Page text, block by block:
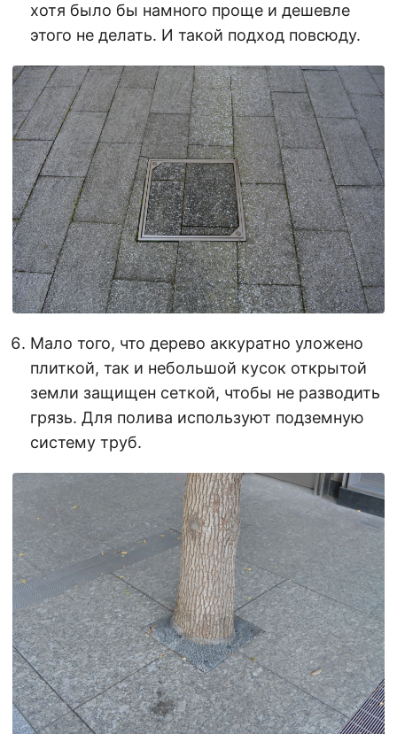
хотя было бы намного проще и дешевле
этого не делать. И такой подход повсюду.
Мало того, что дерево аккуратно уложено
плиткой, так и небольшой кусок открытой
земли защищен сеткой, чтобы не разводить
грязь. Для полива используют подземную
систему труб.